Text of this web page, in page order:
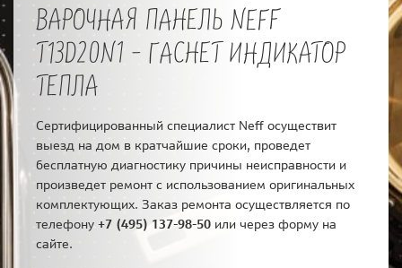
ВАРОЧНАЯ ПАНЕЛЬ NEFF
T13D20N1 - ГАСНЕТ ИНДИКАТОР
ТЕПЛА
Сертифицированный специалист Neff осуществит
выезд на дом в кратчайшие сроки, проведет
бесплатную диагностику причины неисправности и
произведет ремонт с использованием оригинальных
комплектующих. Заказ ремонта осуществляется по
телефону +7 (495) 137-98-50 или через форму на
сайте.